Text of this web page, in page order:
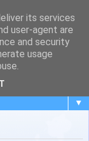
por la isla de
▼
its services
user-agent are
and security
usage